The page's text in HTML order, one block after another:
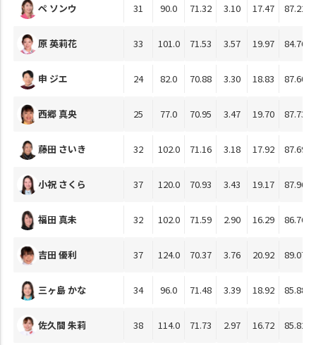
ペ ソンウ 31 90.0 71.32 3.10 17.47 87.22
原 英莉花 33 101.0 71.53 3.57 19.97 84.76
申 ジエ 24 82.0 70.88 3.30 18.83 87.60
西郷 真央 25 77.0 70.95 3.47 19.70 87.73
藤田 さいき 32 102.0 71.16 3.18 17.92 87.69
小祝 さくら 37 120.0 70.93 3.43 19.17 87.96
福田 真未 32 102.0 71.59 2.90 16.29 86.76
吉田 優利 37 124.0 70.37 3.76 20.92 89.07
三ヶ島 かな 34 96.0 71.48 3.39 18.92 85.88
佐久間 朱莉 38 114.0 71.73 2.97 16.72 85.82